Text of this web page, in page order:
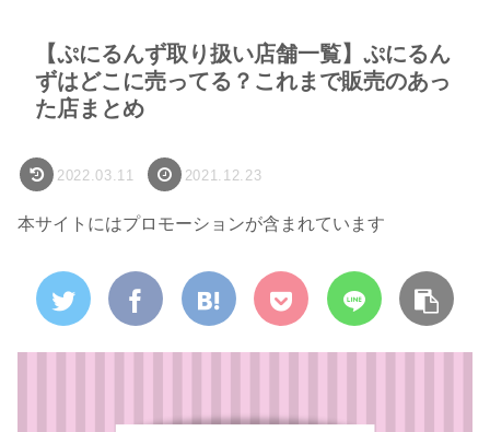
【ぷにるんず取り扱い店舗一覧】ぷにるん
ずはどこに売ってる？これまで販売のあっ
た店まとめ
2022.03.11 2021.12.23
本サイトにはプロモーションが含まれています